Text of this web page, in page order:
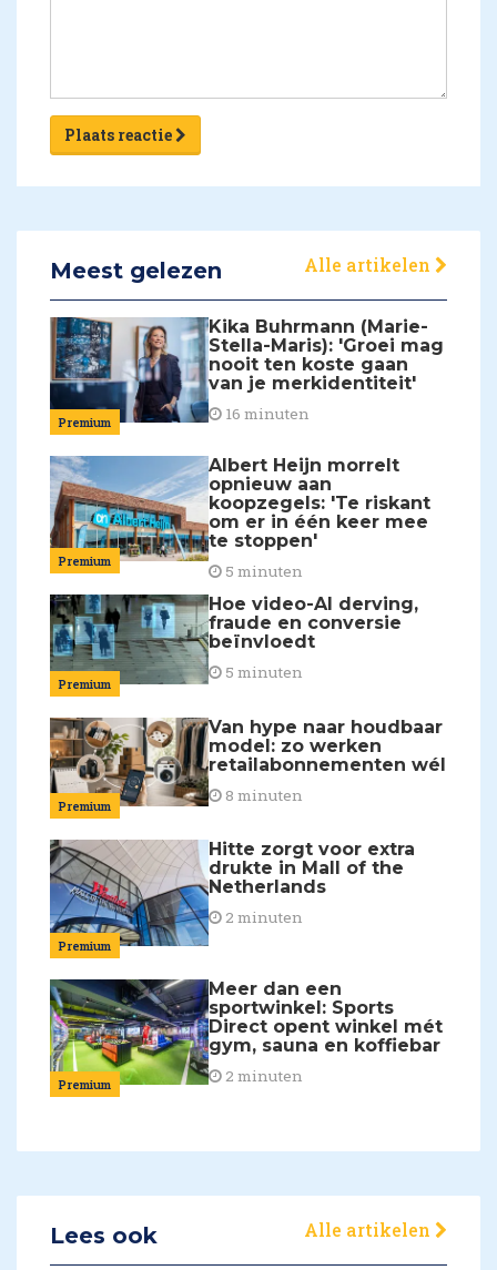
Plaats reactie
Meest gelezen Alle artikelen
Premium
Kika Buhrmann (Marie-
Stella-Maris): 'Groei mag
nooit ten koste gaan
van je merkidentiteit'
16 minuten
Premium
Albert Heijn morrelt
opnieuw aan
koopzegels: 'Te riskant
om er in één keer mee
te stoppen'
5 minuten
Premium
Hoe video-AI derving,
fraude en conversie
beïnvloedt
5 minuten
Premium
Van hype naar houdbaar
model: zo werken
retailabonnementen wél
8 minuten
Premium
Hitte zorgt voor extra
drukte in Mall of the
Netherlands
2 minuten
Premium
Meer dan een
sportwinkel: Sports
Direct opent winkel mét
gym, sauna en koffiebar
2 minuten
Lees ook Alle artikelen